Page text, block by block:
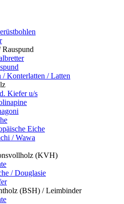
Rauspund
/ Konterlatten / Latten
Kiefer u/s
Eiche
/ Wawa
(KVH)
/ Douglasie
(BSH) / Leimbinder